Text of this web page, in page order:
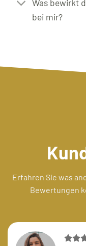
Was bewirkt
bei mir?
Erfahren Sie was
Bewertungen